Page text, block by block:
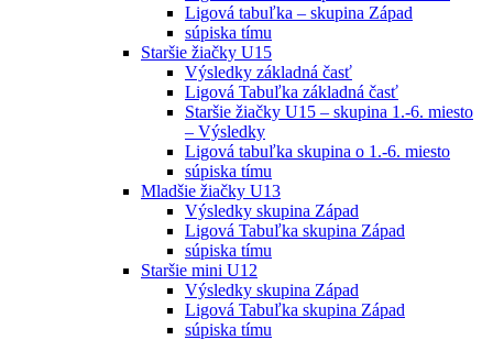
Ligová tabuľka – skupina Západ
súpiska tímu
Staršie žiačky U15
Výsledky základná časť
Ligová Tabuľka základná časť
Staršie žiačky U15 – skupina 1.-6. miesto
– Výsledky
Ligová tabuľka skupina o 1.-6. miesto
súpiska tímu
Mladšie žiačky U13
Výsledky skupina Západ
Ligová Tabuľka skupina Západ
súpiska tímu
Staršie mini U12
Výsledky skupina Západ
Ligová Tabuľka skupina Západ
súpiska tímu